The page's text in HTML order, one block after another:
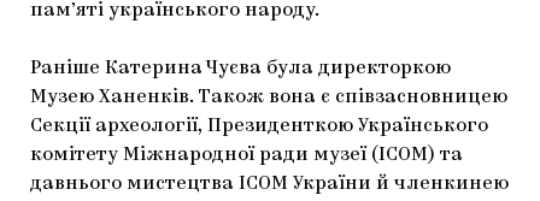
пам’яті українського народу.
Раніше Катерина Чуєва була директоркою
Музею Ханенків. Також вона є співзасновницею
Секції археології, Президенткою Українського
комітету Міжнародної ради музеї (ІСОМ) та
давнього мистецтва ІСОМ України й членкинею